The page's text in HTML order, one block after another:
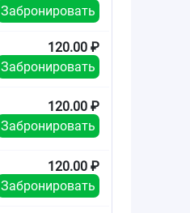
Забронировать
120.00 ₽
Забронировать
120.00 ₽
Забронировать
120.00 ₽
Забронировать